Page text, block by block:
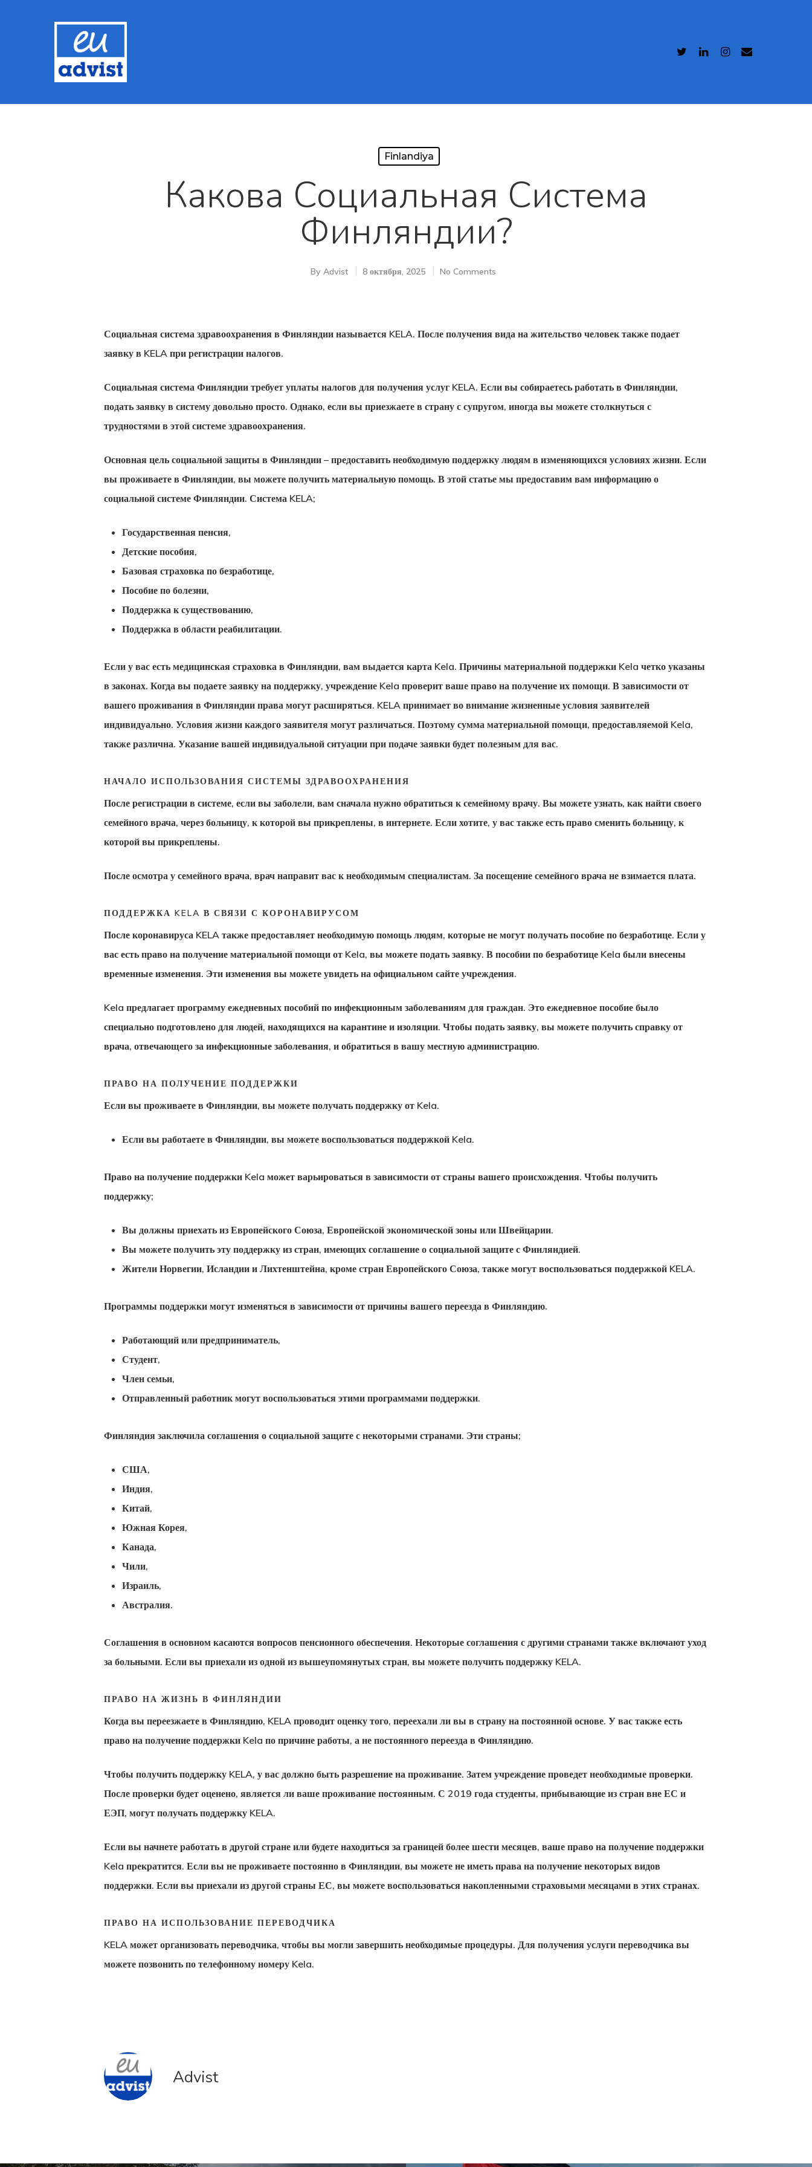
Finlandiya
Какова Социальная Система
Финляндии?
By Advist 8 октября, 2025 No Comments
Социальная система здравоохранения в Финляндии называется KELA. После получения вида на жительство человек также подает
заявку в KELA при регистрации налогов.
Социальная система Финляндии требует уплаты налогов для получения услуг KELA. Если вы собираетесь работать в Финляндии,
подать заявку в систему довольно просто. Однако, если вы приезжаете в страну с супругом, иногда вы можете столкнуться с
трудностями в этой системе здравоохранения.
Основная цель социальной защиты в Финляндии – предоставить необходимую поддержку людям в изменяющихся условиях жизни. Если
вы проживаете в Финляндии, вы можете получить материальную помощь. В этой статье мы предоставим вам информацию о
социальной системе Финляндии. Система KELA;
Государственная пенсия,
Детские пособия,
Базовая страховка по безработице,
Пособие по болезни,
Поддержка к существованию,
Поддержка в области реабилитации.
Если у вас есть медицинская страховка в Финляндии, вам выдается карта Kela. Причины материальной поддержки Kela четко указаны
в законах. Когда вы подаете заявку на поддержку, учреждение Kela проверит ваше право на получение их помощи. В зависимости от
вашего проживания в Финляндии права могут расширяться. KELA принимает во внимание жизненные условия заявителей
индивидуально. Условия жизни каждого заявителя могут различаться. Поэтому сумма материальной помощи, предоставляемой Kela,
также различна. Указание вашей индивидуальной ситуации при подаче заявки будет полезным для вас.
НАЧАЛО ИСПОЛЬЗОВАНИЯ СИСТЕМЫ ЗДРАВООХРАНЕНИЯ
После регистрации в системе, если вы заболели, вам сначала нужно обратиться к семейному врачу. Вы можете узнать, как найти своего
семейного врача, через больницу, к которой вы прикреплены, в интернете. Если хотите, у вас также есть право сменить больницу, к
которой вы прикреплены.
После осмотра у семейного врача, врач направит вас к необходимым специалистам. За посещение семейного врача не взимается плата.
ПОДДЕРЖКА KELA В СВЯЗИ С КОРОНАВИРУСОМ
После коронавируса KELA также предоставляет необходимую помощь людям, которые не могут получать пособие по безработице. Если у
вас есть право на получение материальной помощи от Kela, вы можете подать заявку. В пособии по безработице Kela были внесены
временные изменения. Эти изменения вы можете увидеть на официальном сайте учреждения.
Kela предлагает программу ежедневных пособий по инфекционным заболеваниям для граждан. Это ежедневное пособие было
специально подготовлено для людей, находящихся на карантине и изоляции. Чтобы подать заявку, вы можете получить справку от
врача, отвечающего за инфекционные заболевания, и обратиться в вашу местную администрацию.
ПРАВО НА ПОЛУЧЕНИЕ ПОДДЕРЖКИ
Если вы проживаете в Финляндии, вы можете получать поддержку от Kela.
Если вы работаете в Финляндии, вы можете воспользоваться поддержкой Kela.
Право на получение поддержки Kela может варьироваться в зависимости от страны вашего происхождения. Чтобы получить
поддержку;
Вы должны приехать из Европейского Союза, Европейской экономической зоны или Швейцарии.
Вы можете получить эту поддержку из стран, имеющих соглашение о социальной защите с Финляндией.
Жители Норвегии, Исландии и Лихтенштейна, кроме стран Европейского Союза, также могут воспользоваться поддержкой KELA.
Программы поддержки могут изменяться в зависимости от причины вашего переезда в Финляндию.
Работающий или предприниматель,
Студент,
Член семьи,
Отправленный работник могут воспользоваться этими программами поддержки.
Финляндия заключила соглашения о социальной защите с некоторыми странами. Эти страны;
США,
Индия,
Китай,
Южная Корея,
Канада,
Чили,
Израиль,
Австралия.
Соглашения в основном касаются вопросов пенсионного обеспечения. Некоторые соглашения с другими странами также включают уход
за больными. Если вы приехали из одной из вышеупомянутых стран, вы можете получить поддержку KELA.
ПРАВО НА ЖИЗНЬ В ФИНЛЯНДИИ
Когда вы переезжаете в Финляндию, KELA проводит оценку того, переехали ли вы в страну на постоянной основе. У вас также есть
право на получение поддержки Kela по причине работы, а не постоянного переезда в Финляндию.
Чтобы получить поддержку KELA, у вас должно быть разрешение на проживание. Затем учреждение проведет необходимые проверки.
После проверки будет оценено, является ли ваше проживание постоянным. С 2019 года студенты, прибывающие из стран вне ЕС и
ЕЭП, могут получать поддержку KELA.
Если вы начнете работать в другой стране или будете находиться за границей более шести месяцев, ваше право на получение поддержки
Kela прекратится. Если вы не проживаете постоянно в Финляндии, вы можете не иметь права на получение некоторых видов
поддержки. Если вы приехали из другой страны ЕС, вы можете воспользоваться накопленными страховыми месяцами в этих странах.
ПРАВО НА ИСПОЛЬЗОВАНИЕ ПЕРЕВОДЧИКА
KELA может организовать переводчика, чтобы вы могли завершить необходимые процедуры. Для получения услуги переводчика вы
можете позвонить по телефонному номеру Kela.
Advist